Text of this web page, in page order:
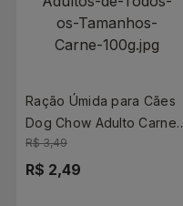
Ração Úmida para Cães
Dog Chow Adulto Carne
ao Molho 100g
R$ 3,49
R$ 2,49